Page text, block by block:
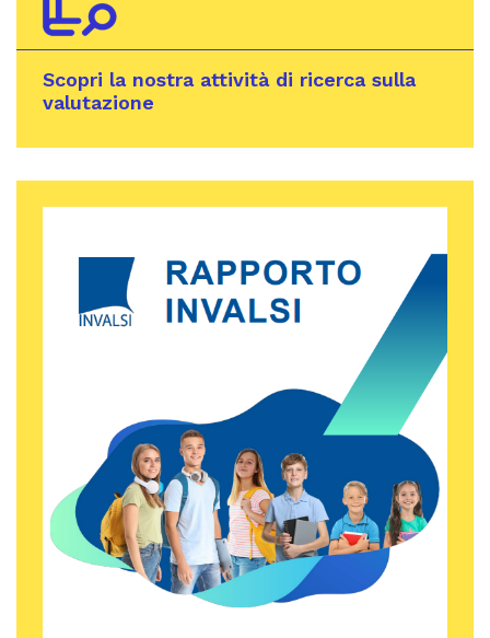
Scopri la nostra attività di ricerca sulla
valutazione